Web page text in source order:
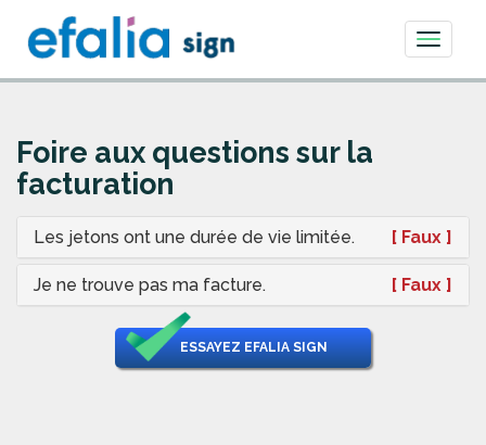
Toggle
Foire aux questions sur la
facturation
[ Faux ]
Les jetons ont une durée de vie limitée.
[ Faux ]
Je ne trouve pas ma facture.
ESSAYEZ EFALIA SIGN